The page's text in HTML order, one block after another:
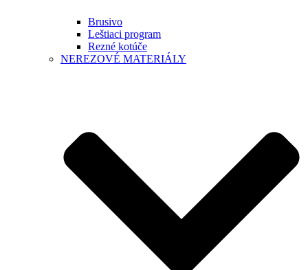
Brusivo
Leštiaci program
Rezné kotúče
NEREZOVÉ MATERIÁLY